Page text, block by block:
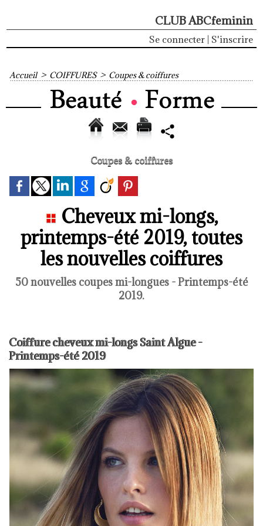
CLUB ABCfeminin
Se connecter S'inscrire
Accueil > COIFFURES > Coupes & coiffures
Coupes & coiffures
Cheveux mi-longs,
printemps-été 2019, toutes
les nouvelles coiffures
50 nouvelles coupes mi-longues - Printemps-été
2019.
Coiffure cheveux mi-longs Saint Algue -
Printemps-été 2019